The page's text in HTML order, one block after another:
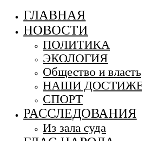
ГЛАВНАЯ
НОВОСТИ
ПОЛИТИКА
ЭКОЛОГИЯ
Общество и власть
НАШИ
СПОРТ
РАССЛЕДОВАНИЯ
Из зала суда